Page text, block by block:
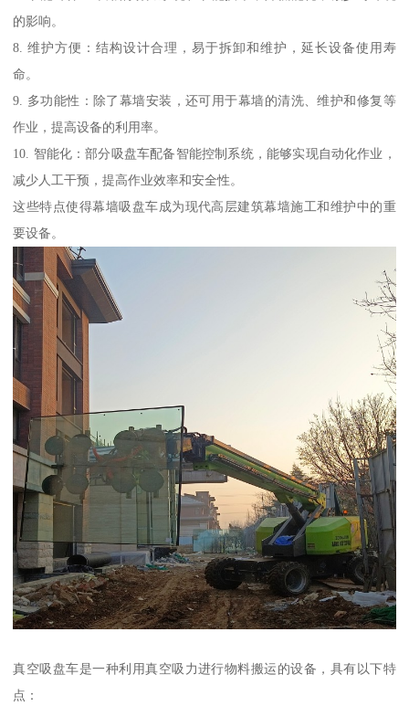
的影响。
8. 维护方便：结构设计合理，易于拆卸和维护，延长设备使用寿
命。
9. 多功能性：除了幕墙安装，还可用于幕墙的清洗、维护和修复等
作业，提高设备的利用率。
10. 智能化：部分吸盘车配备智能控制系统，能够实现自动化作业，
减少人工干预，提高作业效率和安全性。
这些特点使得幕墙吸盘车成为现代高层建筑幕墙施工和维护中的重
要设备。
真空吸盘车是一种利用真空吸力进行物料搬运的设备，具有以下特
点：